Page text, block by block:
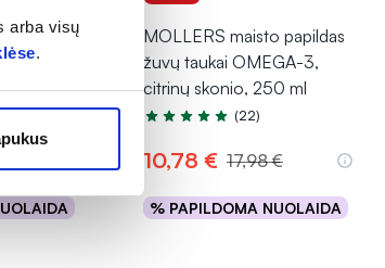
arba visų
.
TV,
MOLLERS maisto papildas
žuvų taukai OMEGA-3,
citrinų skonio, 250 ml
Įvertinimas 4.8 iš 5
(22)
10,78 € 17,98 €
% PAPILDOMA NUOLAIDA
Į krepšelį